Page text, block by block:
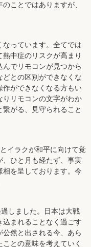
ことではありますが、
っています。全てでは
中症のリスクが高まり
でリモコンが見つから
との区別ができなくな
作ができなくなる方もい
りリモコンの文字がわか
がる、見守られること
イラクが和平に向けて覚
ひと月も経たず、事実
を呈しております。今
しました。日本は大戦
まれることなく過ごす
然と出される今、あら
との意味を考えていく